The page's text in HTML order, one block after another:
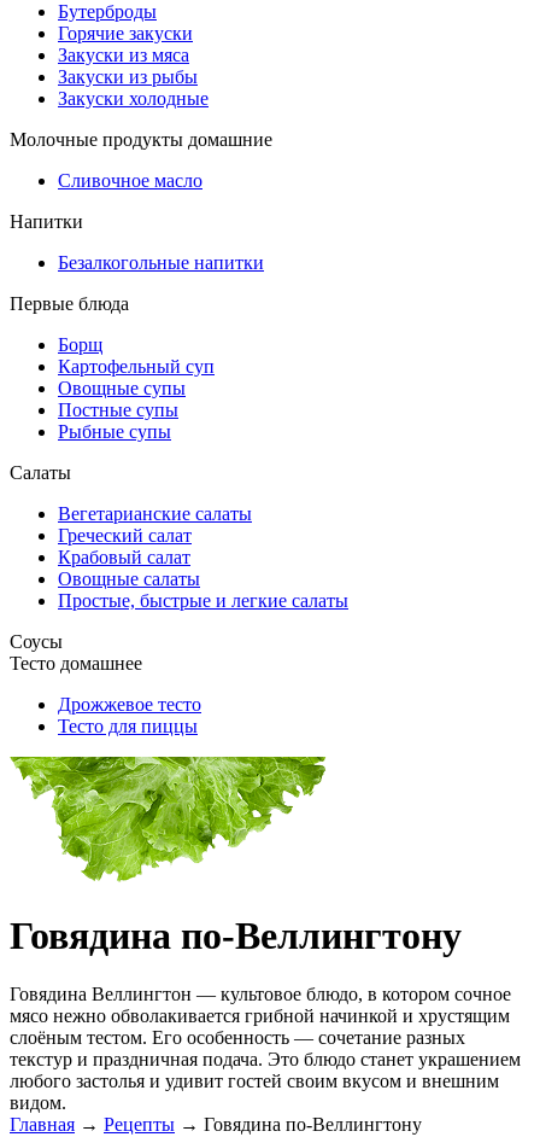
Бутерброды
Горячие закуски
Закуски из мяса
Закуски из рыбы
Закуски холодные
Молочные продукты домашние
Сливочное масло
Напитки
Безалкогольные напитки
Первые блюда
Борщ
Картофельный суп
Овощные супы
Постные супы
Рыбные супы
Салаты
Вегетарианские салаты
Греческий салат
Крабовый салат
Овощные салаты
Простые, быстрые и легкие салаты
Соусы
Тесто домашнее
Дрожжевое тесто
Тесто для пиццы
Говядина по-Веллингтону
Говядина Веллингтон — культовое блюдо, в котором сочное
мясо нежно обволакивается грибной начинкой и хрустящим
слоёным тестом. Его особенность — сочетание разных
текстур и праздничная подача. Это блюдо станет украшением
любого застолья и удивит гостей своим вкусом и внешним
видом.
Главная → Рецепты → Говядина по-Веллингтону